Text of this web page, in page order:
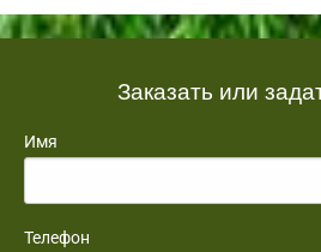
Заказать или
Имя
Телефон